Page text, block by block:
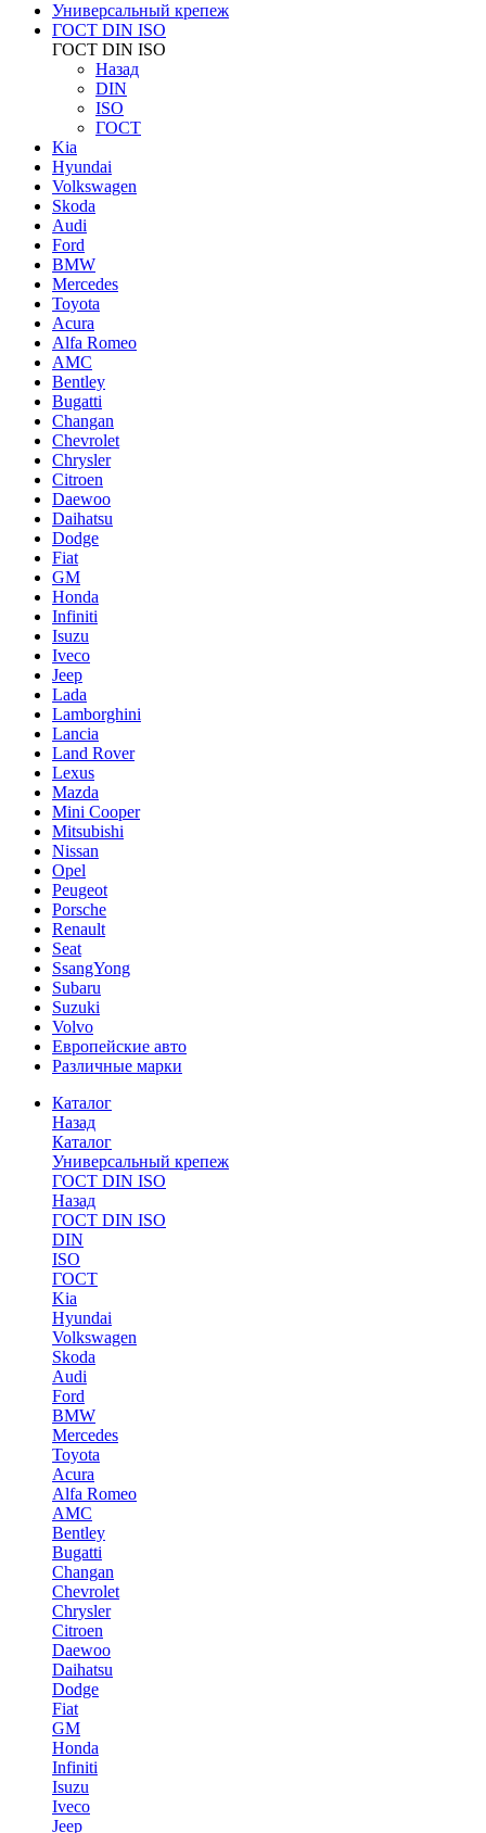
Универсальный крепеж
ГОСТ DIN ISO
ГОСТ DIN ISO
Назад
DIN
ISO
ГОСТ
Kia
Hyundai
Volkswagen
Skoda
Audi
Ford
BMW
Mercedes
Toyota
Acura
Alfa Romeo
AMC
Bentley
Bugatti
Changan
Chevrolet
Chrysler
Citroen
Daewoo
Daihatsu
Dodge
Fiat
GM
Honda
Infiniti
Isuzu
Iveco
Jeep
Lada
Lamborghini
Lancia
Land Rover
Lexus
Mazda
Mini Cooper
Mitsubishi
Nissan
Opel
Peugeot
Porsche
Renault
Seat
SsangYong
Subaru
Suzuki
Volvo
Европейские авто
Различные марки
Каталог
Назад
Каталог
Универсальный крепеж
ГОСТ DIN ISO
Назад
ГОСТ DIN ISO
DIN
ISO
ГОСТ
Kia
Hyundai
Volkswagen
Skoda
Audi
Ford
BMW
Mercedes
Toyota
Acura
Alfa Romeo
AMC
Bentley
Bugatti
Changan
Chevrolet
Chrysler
Citroen
Daewoo
Daihatsu
Dodge
Fiat
GM
Honda
Infiniti
Isuzu
Iveco
Jeep